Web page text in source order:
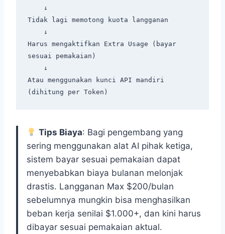
Tidak lagi memotong kuota langganan
Harus mengaktifkan Extra Usage (bayar
sesuai pemakaian)
Atau menggunakan kunci API mandiri
Tips Biaya: Bagi pengembang yang
sering menggunakan alat AI pihak ketiga,
sistem bayar sesuai pemakaian dapat
menyebabkan biaya bulanan melonjak
drastis. Langganan Max $200/bulan
sebelumnya mungkin bisa menghasilkan
beban kerja senilai $1.000+, dan kini harus
dibayar sesuai pemakaian aktual.